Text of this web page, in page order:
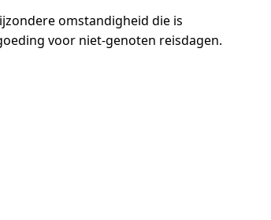
omstandigheid die is
voor niet-genoten reisdagen.